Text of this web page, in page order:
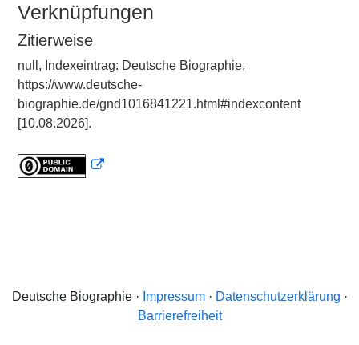
Verknüpfungen
Zitierweise
null, Indexeintrag: Deutsche Biographie,
https://www.deutsche-
biographie.de/gnd1016841221.html#indexcontent
[10.08.2026].
Deutsche Biographie · Impressum· Datenschutzerklärung ·
Barrierefreiheit